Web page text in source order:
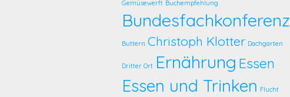
Gemüsewerft Buchempfehlung
Bundesfachkonferenz
Buttern Christoph Klotter Dachgarten
Dritter Ort Ernährung Essen
Essen und Trinken Flucht